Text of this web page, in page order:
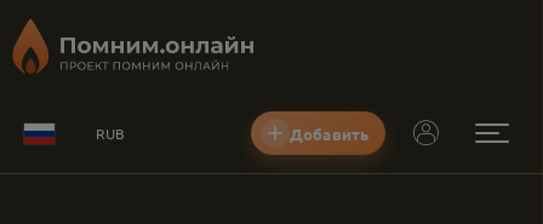
RUB Добавить